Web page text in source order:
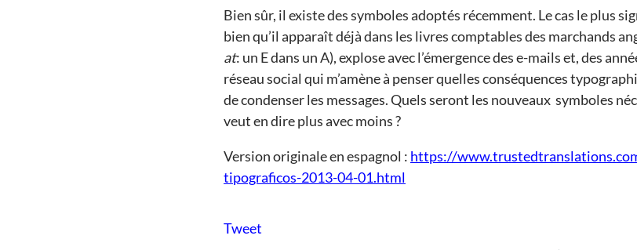
Bien sûr, il existe des symboles adoptés récemment. Le cas le plus
bien qu’il apparaît déjà dans les livres comptables des marchands
at: un E dans un A), explose avec l’émergence des e-mails et, des
réseau social qui m’amène à penser quelles conséquences
de condenser les messages. Quels seront les nouveaux symboles
veut en dire plus avec moins ?
Version originale en espagnol : https://
tipograficos-2013-04-01.html
Tweet